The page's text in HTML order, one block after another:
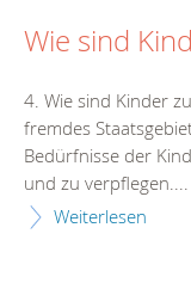
Wie sind
4. Wie sind Kinder
fremdes
Bedürfnisse der
und zu verpflegen....
Weiterlesen